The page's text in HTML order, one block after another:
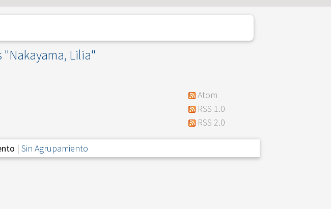
"Nakayama, Lilia"
Atom
RSS 1.0
RSS 2.0
| Sin Agrupamiento